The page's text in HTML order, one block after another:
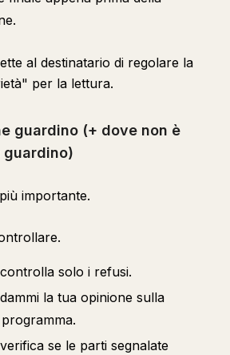
al destinatario di regolare la
per la lettura.
guardino (+ dove non è
guardino)
importante.
solo i refusi.
la tua opinione sulla
se le parti segnalate